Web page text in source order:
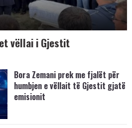
vëllai i Gjestit
Bora Zemani prek me fjalët për
humbjen e vëllait të Gjestit gjatë
emisionit